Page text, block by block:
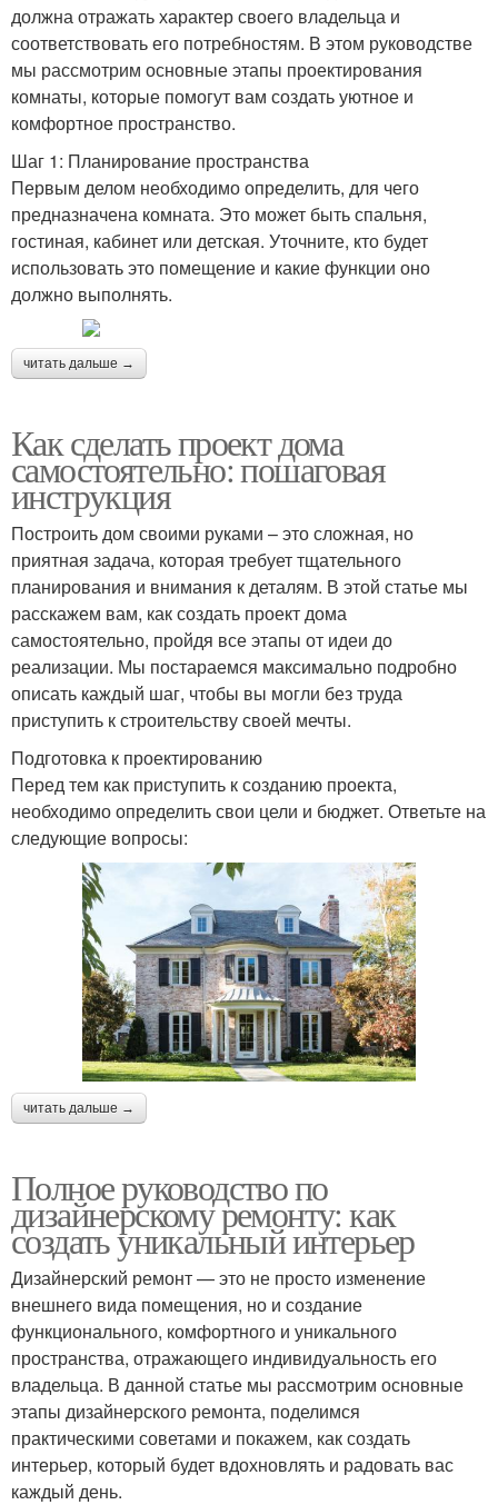
должна отражать характер своего владельца и
соответствовать его потребностям. В этом руководстве
мы рассмотрим основные этапы проектирования
комнаты, которые помогут вам создать уютное и
комфортное пространство.
Шаг 1: Планирование пространства
Первым делом необходимо определить, для чего
предназначена комната. Это может быть спальня,
гостиная, кабинет или детская. Уточните, кто будет
использовать это помещение и какие функции оно
должно выполнять.
читать дальше →
Как сделать проект дома
самостоятельно: пошаговая
инструкция
Построить дом своими руками – это сложная, но
приятная задача, которая требует тщательного
планирования и внимания к деталям. В этой статье мы
расскажем вам, как создать проект дома
самостоятельно, пройдя все этапы от идеи до
реализации. Мы постараемся максимально подробно
описать каждый шаг, чтобы вы могли без труда
приступить к строительству своей мечты.
Подготовка к проектированию
Перед тем как приступить к созданию проекта,
необходимо определить свои цели и бюджет. Ответьте на
следующие вопросы:
читать дальше →
Полное руководство по
дизайнерскому ремонту: как
создать уникальный интерьер
Дизайнерский ремонт — это не просто изменение
внешнего вида помещения, но и создание
функционального, комфортного и уникального
пространства, отражающего индивидуальность его
владельца. В данной статье мы рассмотрим основные
этапы дизайнерского ремонта, поделимся
практическими советами и покажем, как создать
интерьер, который будет вдохновлять и радовать вас
каждый день.